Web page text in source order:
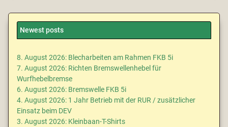
Newest posts
8. August 2026: Blecharbeiten am Rahmen FKB 5i
7. August 2026: Richten Bremswellenhebel für
Wurfhebelbremse
6. August 2026: Bremswelle FKB 5i
4. August 2026: 1 Jahr Betrieb mit der RUR / zusätzlicher
Einsatz beim DEV
3. August 2026: Kleinbaan-T-Shirts